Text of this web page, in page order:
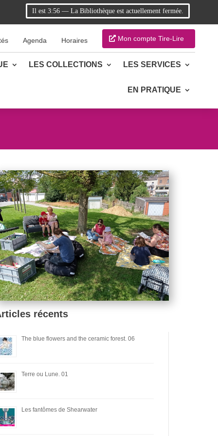
Il est3:56— La Bibliothèque est actuellement fermée.
Agenda Horaires Mon compte Tire-Lire
LES COLLECTIONS LES SERVICES
EN PRATIQUE
récents
The blue flowers and the ceramic forest. 06
Terre ou Lune. 01
Les fantômes de Shearwater